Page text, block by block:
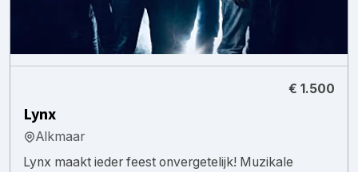
€ 1.500
Lynx
Alkmaar
Lynx maakt ieder feest onvergetelijk! Muzikale